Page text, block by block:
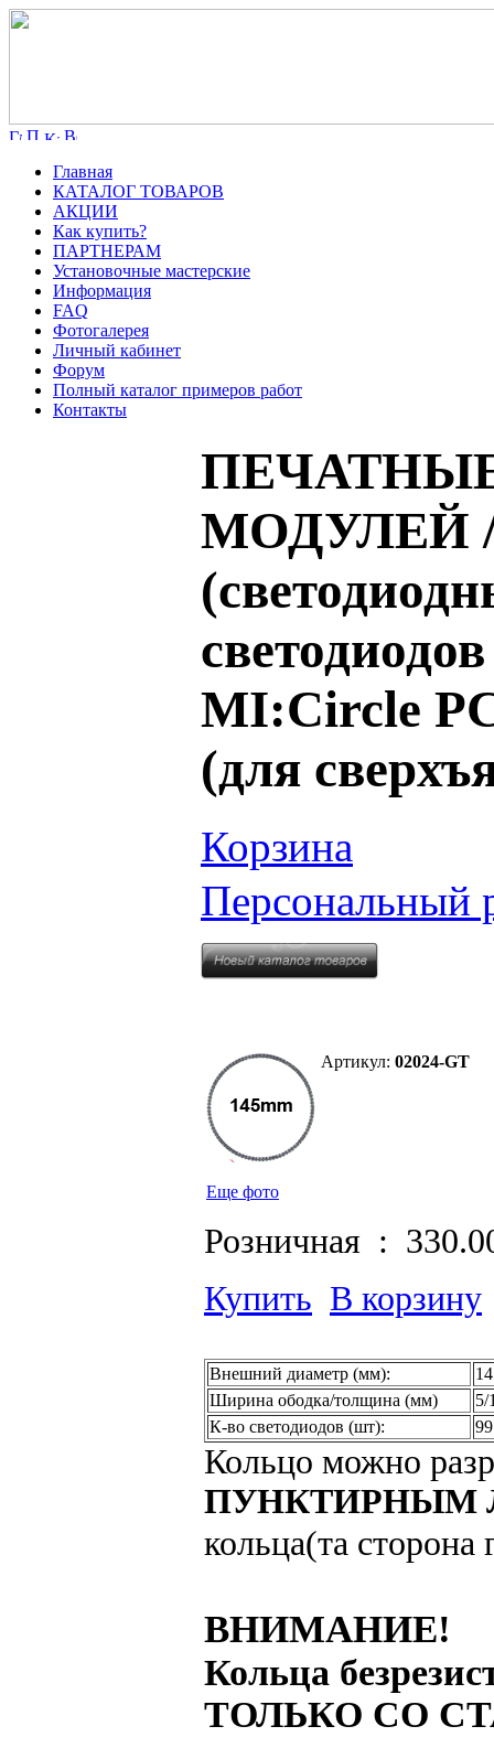
Главная
КАТАЛОГ ТОВАРОВ
АКЦИИ
Как купить?
ПАРТНЕРАМ
Установочные мастерские
Информация
FAQ
Фотогалерея
Личный кабинет
Форум
Полный каталог примеров работ
Контакты
МОДУЛЕЙ /
MI:Circle
(для
Корзина
Персональный
Еще фото
Артикул: 02024-GT
Розничная :
Купить В корзину
Внешний диаметр (мм):
Ширина ободка/толщина (мм)
5/
К-во светодиодов (шт):
99
Кольцо можно
ПУНКТИРНЫМ
кольца(та сторона
ВНИМАНИЕ!
Кольца
ТОЛЬКО СО